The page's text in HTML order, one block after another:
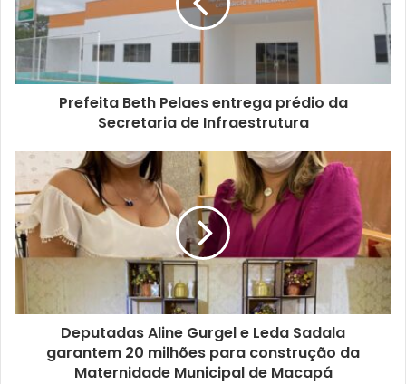
Prefeita Beth Pelaes entrega prédio da
Secretaria de Infraestrutura
Deputadas Aline Gurgel e Leda Sadala
garantem 20 milhões para construção da
Maternidade Municipal de Macapá